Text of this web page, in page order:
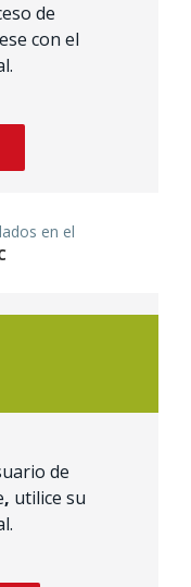
de
con el
en el
de
, utilice su